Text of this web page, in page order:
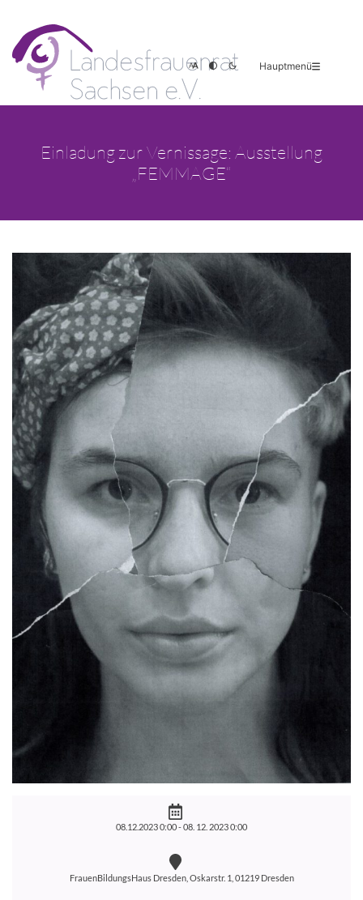
Hauptmenü
Einladung zur Vernissage: Ausstellung
„FEMMAGE“
08.12.2023 0:00 -08. 12. 2023 0:00
FrauenBildungsHaus Dresden, Oskarstr. 1, 01219 Dresden